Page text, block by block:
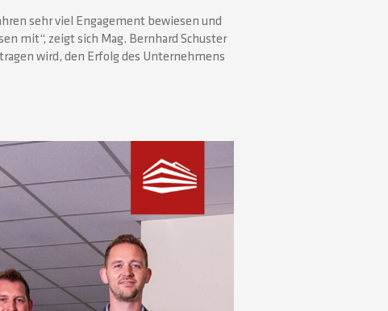
sehr viel Engagement bewiesen und
mit“, zeigt sich Mag. Bernhard Schuster
wird, den Erfolg des Unternehmens